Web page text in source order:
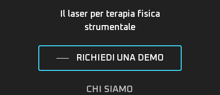
Il laser per terapia fisica
strumentale
RICHIEDI UNA DEMO
CHI SIAMO